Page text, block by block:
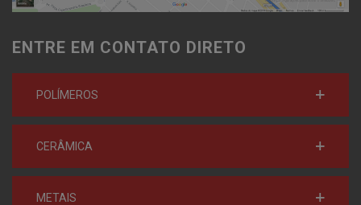
ENTRE EM CONTATO DIRETO
POLÍMEROS
CERÂMICA
METAIS